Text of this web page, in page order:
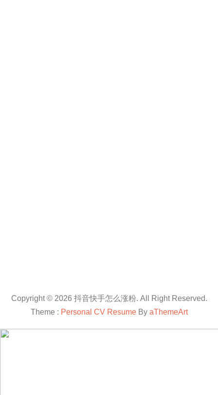
Copyright © 2026 抖音快手怎么涨粉. All Right Reserved.
Theme : Personal CV ResumeBy aThemeArt